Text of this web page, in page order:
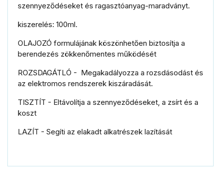
szennyeződéseket és ragasztóanyag-maradványt.
kiszerelés: 100ml.
OLAJOZÓ formulájának köszönhetően biztosítja a
berendezés zökkenőmentes működését
ROZSDAGÁTLÓ - Megakadályozza a rozsdásodást és
az elektromos rendszerek kiszáradását.
TISZTÍT - Eltávolítja a szennyeződéseket, a zsírt és a
koszt
LAZÍT - Segíti az elakadt alkatrészek lazítását